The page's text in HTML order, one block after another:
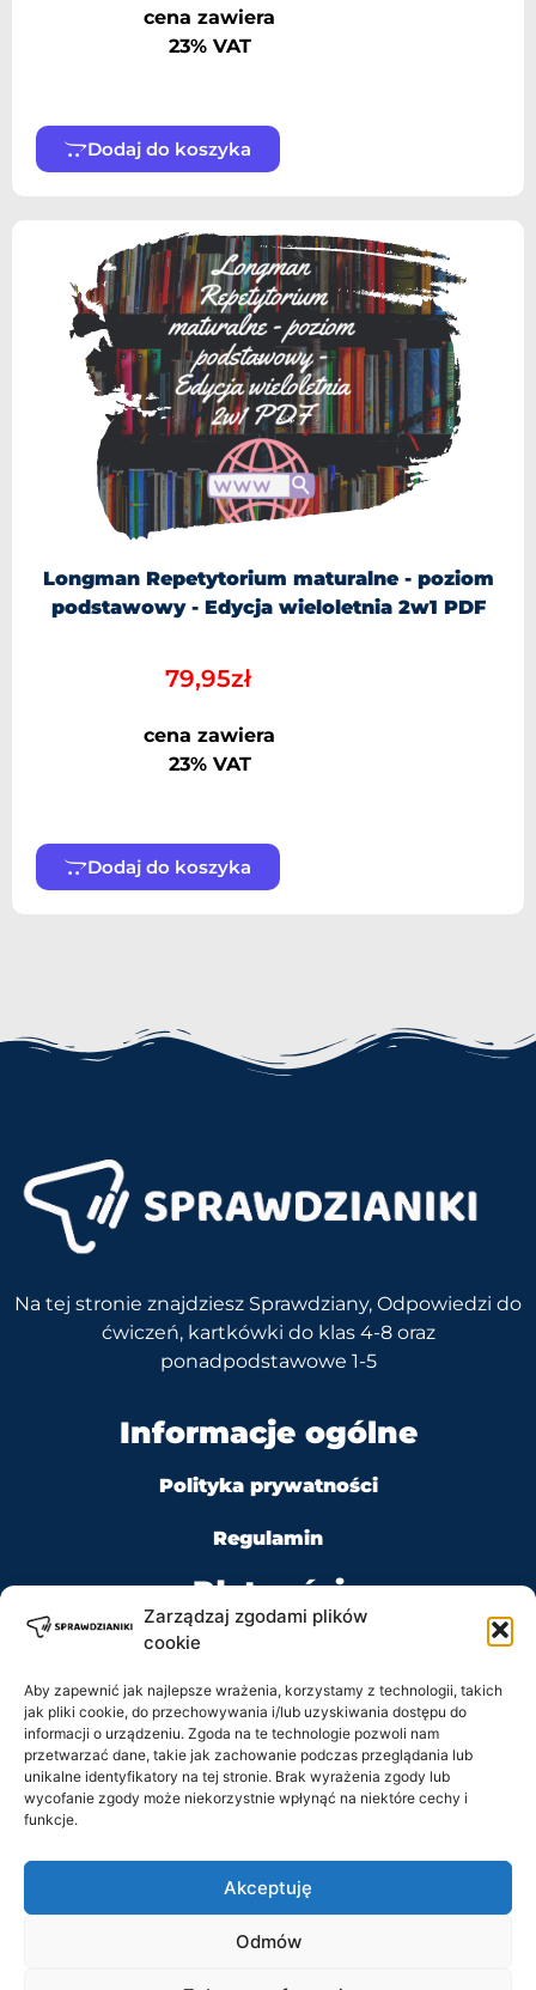
Zarządzaj zgodami plików
cookie
Aby zapewnić jak najlepsze wrażenia, korzystamy z technologii, takich
jak pliki cookie, do przechowywania i/lub uzyskiwania dostępu do
informacji o urządzeniu. Zgoda na te technologie pozwoli nam
przetwarzać dane, takie jak zachowanie podczas przeglądania lub
unikalne identyfikatory na tej stronie. Brak wyrażenia zgody lub
wycofanie zgody może niekorzystnie wpłynąć na niektóre cechy i
funkcje.
Akceptuję
Odmów
cena zawiera
23% VAT
Dodaj do koszyka
Longman Repetytorium maturalne - poziom
podstawowy - Edycja wieloletnia 2w1 PDF
79,95zł
cena zawiera
23% VAT
Dodaj do koszyka
Na tej stronie znajdziesz Sprawdziany, Odpowiedzi do
ćwiczeń, kartkówki do klas 4-8 oraz
ponadpodstawowe 1-5
Informacje ogólne
Polityka prywatności
Regulamin
Płatności
Kontakt
Tel: +48 728 484 484
wszelkie prawa zastrzeżone.